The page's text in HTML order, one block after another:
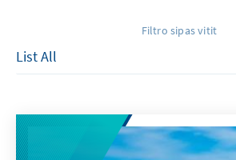
Filtro sipas vitit